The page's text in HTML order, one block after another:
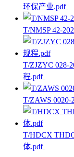
环保产业.pdf
T/NMSP 42-
T/ZJZYC 028-
程.pdf
T/ZAWS
T/HDCX
体.pdf